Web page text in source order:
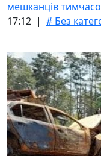
мешканців
17:12 | # Без